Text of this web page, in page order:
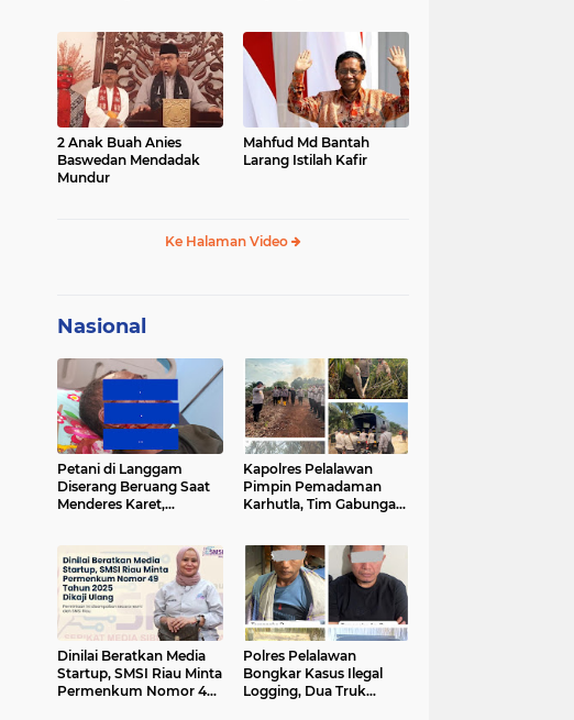
2 Anak Buah Anies
Baswedan Mendadak
Mundur
Mahfud Md Bantah
Larang Istilah Kafir
Ke Halaman Video
Nasional
Petani di Langgam
Diserang Beruang Saat
Menderes Karet,
Kapolres Pelalawan
Pimpin Pemadaman
Karhutla, Tim Gabungan
Dinilai Beratkan Media
Startup, SMSI Riau Minta
Permenkum Nomor 49
Polres Pelalawan
Bongkar Kasus Ilegal
Logging, Dua Truk